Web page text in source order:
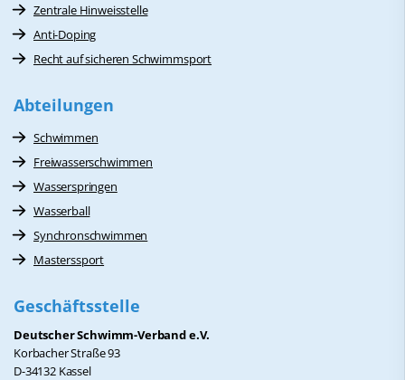
Zentrale Hinweisstelle
Anti-Doping
Recht auf sicheren Schwimmsport
Abteilungen
Schwimmen
Freiwasserschwimmen
Wasserspringen
Wasserball
Synchronschwimmen
Masterssport
Geschäftsstelle
Deutscher Schwimm-Verband e.V.
Korbacher Straße 93
D-34132 Kassel